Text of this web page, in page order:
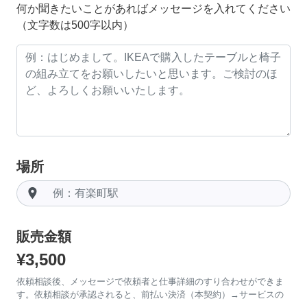
何か聞きたいことがあればメッセージを入れてください
（文字数は500字以内）
場所
room
販売金額
¥3,500
依頼相談後、メッセージで依頼者と仕事詳細のすり合わせができま
す。依頼相談が承認されると、前払い決済（本契約）→サービスの